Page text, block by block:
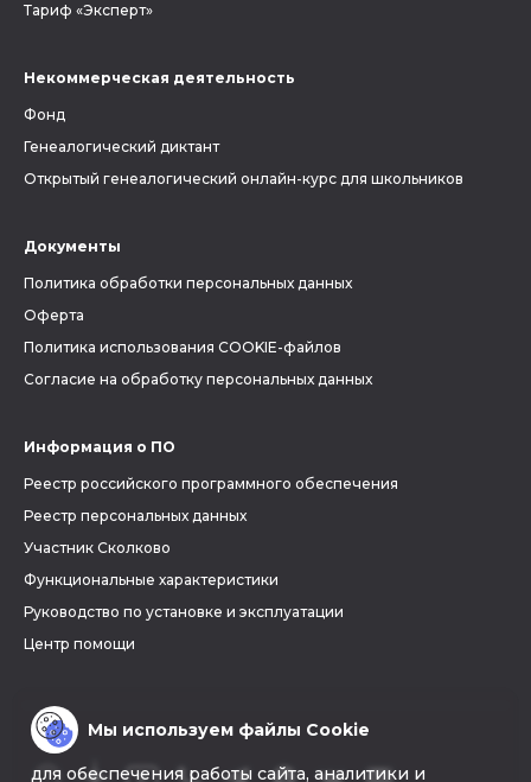
Тариф «Эксперт»
Некоммерческая деятельность
Фонд
Генеалогический диктант
Открытый генеалогический онлайн-курс для школьников
Документы
Политика обработки персональных данных
Оферта
Политика использования COOKIE-файлов
Согласие на обработку персональных данных
Информация о ПО
Реестр российского программного обеспечения
Реестр персональных данных
Участник Сколково
Функциональные характеристики
Руководство по установке и эксплуатации
Центр помощи
Мы используем файлы Cookie
для обеспечения работы сайта, аналитики и